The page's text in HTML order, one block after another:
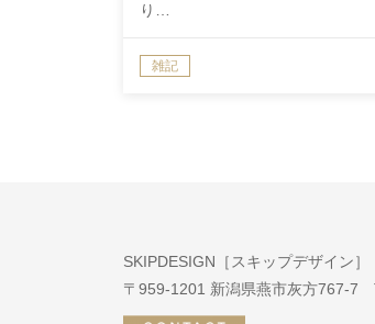
り…
雑記
SKIPDESIGN［スキップデザイン］
〒959-1201 新潟県燕市灰方767-